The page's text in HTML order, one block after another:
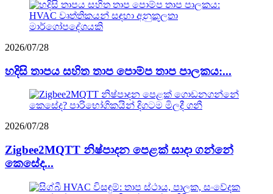
2026/07/28
හදිසි තාපය සහිත තාප පොම්ප තාප පාලකය:...
2026/07/28
Zigbee2MQTT නිෂ්පාදන පෙළක් සාදා ගන්නේ
කෙසේද...